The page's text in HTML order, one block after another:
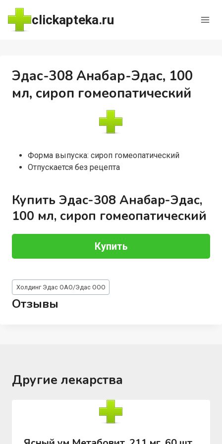
Перейти
содержимому
clickapteka.ru
Эдас-308 Анабар-Эдас, 100
мл, сироп гомеопатический
Форма выпуска: сироп гомеопатический
Отпускается без рецепта
Купить Эдас-308 Анабар-Эдас,
100 мл, сироп гомеопатический
Купить
Метки
записи:
Холдинг Эдас ОАО/Эдас ООО
Отзывы
Другие лекарства